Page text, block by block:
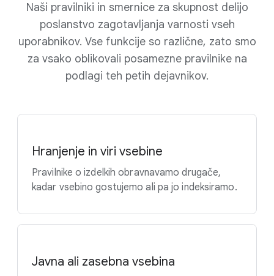
Naši pravilniki in smernice za skupnost delijo
poslanstvo zagotavljanja varnosti vseh
uporabnikov. Vse funkcije so različne, zato smo
za vsako oblikovali posamezne pravilnike na
podlagi teh petih dejavnikov.
Hranjenje in viri vsebine
Pravilnike o izdelkih obravnavamo drugače,
kadar vsebino gostujemo ali pa jo indeksiramo.
Javna ali zasebna vsebina